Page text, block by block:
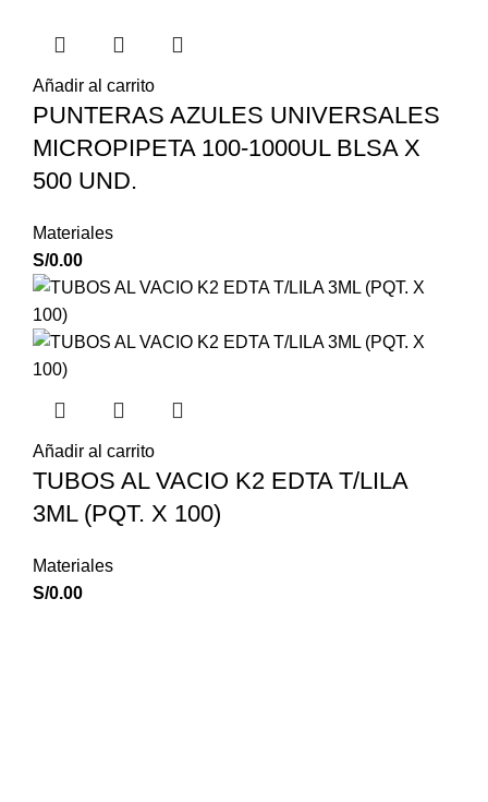
Añadir al carrito
PUNTERAS AZULES UNIVERSALES
MICROPIPETA 100-1000UL BLSA X
500 UND.
Materiales
S/0.00
Añadir al carrito
TUBOS AL VACIO K2 EDTA T/LILA
3ML (PQT. X 100)
Materiales
S/0.00